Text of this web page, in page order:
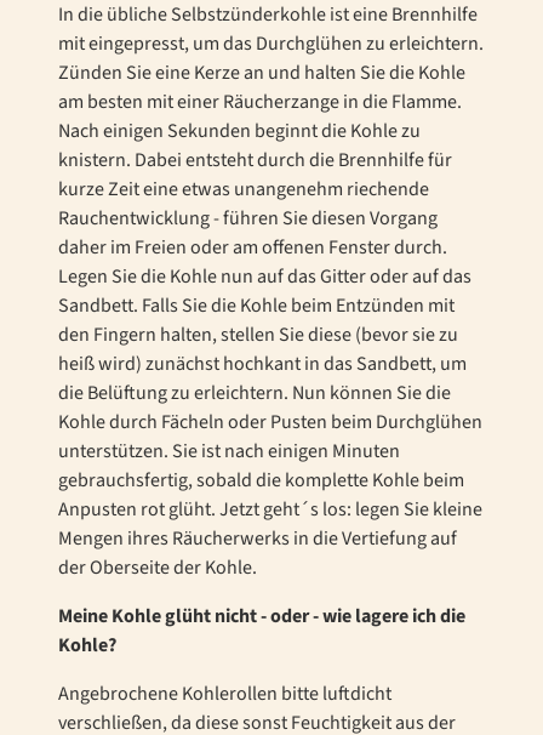
In die übliche Selbstzünderkohle ist eine Brennhilfe
mit eingepresst, um das Durchglühen zu erleichtern.
Zünden Sie eine Kerze an und halten Sie die Kohle
am besten mit einer Räucherzange in die Flamme.
Nach einigen Sekunden beginnt die Kohle zu
knistern. Dabei entsteht durch die Brennhilfe für
kurze Zeit eine etwas unangenehm riechende
Rauchentwicklung - führen Sie diesen Vorgang
daher im Freien oder am offenen Fenster durch.
Legen Sie die Kohle nun auf das Gitter oder auf das
Sandbett. Falls Sie die Kohle beim Entzünden mit
den Fingern halten, stellen Sie diese (bevor sie zu
heiß wird) zunächst hochkant in das Sandbett, um
die Belüftung zu erleichtern. Nun können Sie die
Kohle durch Fächeln oder Pusten beim Durchglühen
unterstützen. Sie ist nach einigen Minuten
gebrauchsfertig, sobald die komplette Kohle beim
Anpusten rot glüht. Jetzt geht´s los: legen Sie kleine
Mengen ihres Räucherwerks in die Vertiefung auf
der Oberseite der Kohle.
Meine Kohle glüht nicht - oder - wie lagere ich die
Kohle?
Angebrochene Kohlerollen bitte luftdicht
verschließen, da diese sonst Feuchtigkeit aus der